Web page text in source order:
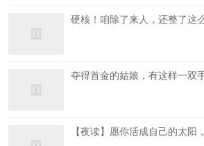
硬核！咱除了来人，还整了这
夺得首金的姑娘，有这样一
【夜读】愿你活成自己的太阳